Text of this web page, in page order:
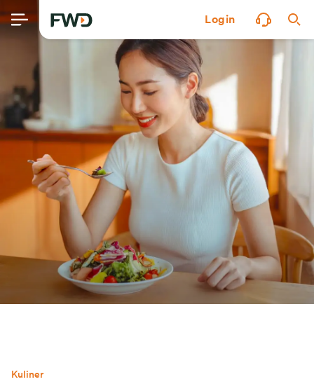
Login
Kuliner